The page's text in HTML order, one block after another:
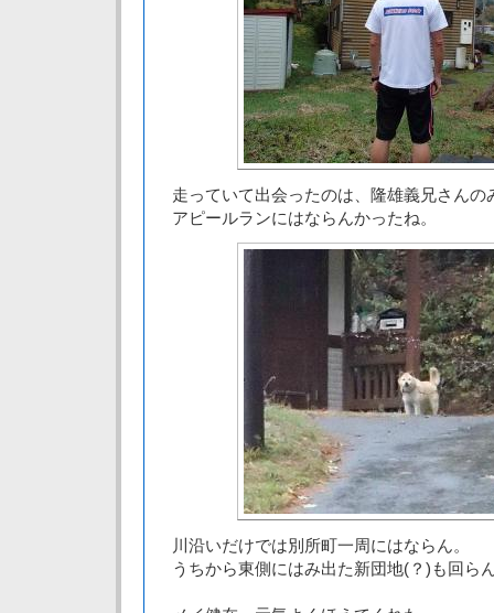
走っていて出会ったのは、隆雄義兄さんの
アピールランにはならんかったね。
川沿いだけでは別所町一周にはならん。
うちから東側にはみ出た新団地(？)も回ら